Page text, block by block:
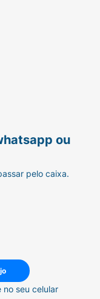
ou
pelo caixa.
seu celular